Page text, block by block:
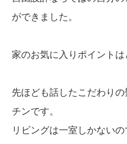
ができました。
家のお気に入りポイントは
先ほども話したこだわり
チンです。
リビングは一室しかない